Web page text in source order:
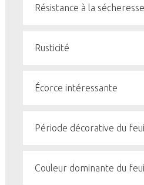
Résistance à la sécheresse
Rusticité
Écorce intéressante
Période décorative du
Couleur dominante du